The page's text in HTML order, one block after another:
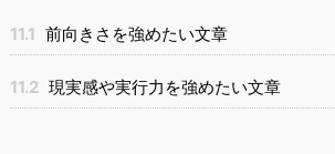
11.1 前向きさを強めたい文章
11.2 現実感や実行力を強めたい文章